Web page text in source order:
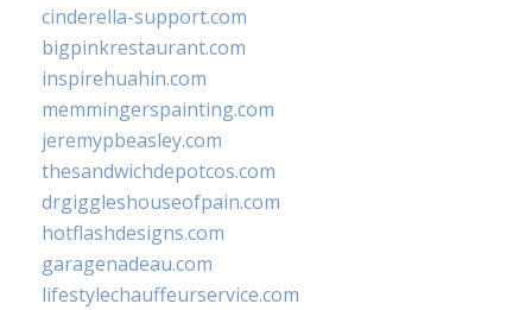
cinderella-support.com
bigpinkrestaurant.com
inspirehuahin.com
memmingerspainting.com
jeremypbeasley.com
thesandwichdepotcos.com
drgiggleshouseofpain.com
hotflashdesigns.com
garagenadeau.com
lifestylechauffeurservice.com